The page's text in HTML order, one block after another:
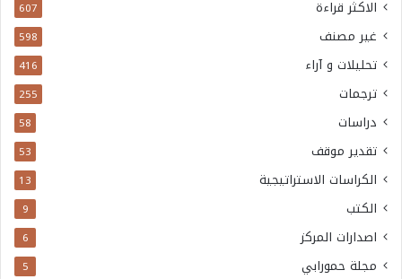
ط
)
الاكثر قراءة 607
غير مصنف 598
تحليلات و آراء 416
ترجمات 255
دراسات 58
تقدير موقف 53
الكراسات الاستراتيجية 13
الكتب 9
اصدارات المركز 6
مجلة حمورابي 5